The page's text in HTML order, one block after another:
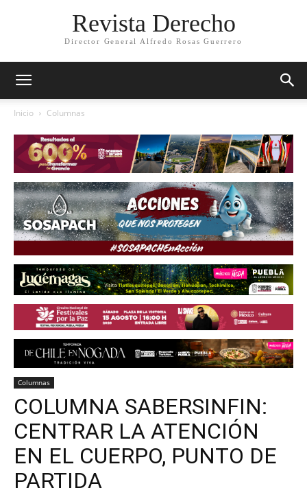
Revista Derecho
Director General Alfredo Rosas Guerrero
Inicio Columnas
Columnas
COLUMNA SABERSINFIN:
CENTRAR LA ATENCIÓN
EN EL CUERPO, PUNTO DE
PARTIDA